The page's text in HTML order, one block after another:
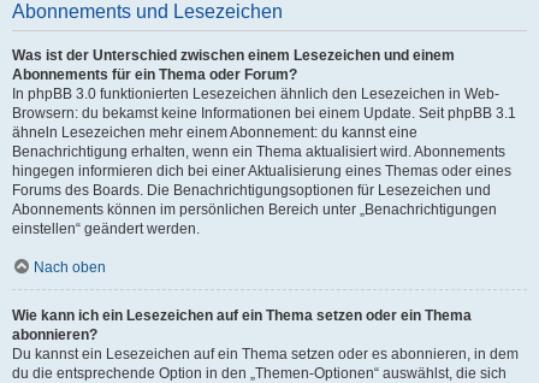
Abonnements und Lesezeichen
Was ist der Unterschied zwischen einem Lesezeichen und einem
Abonnements für ein Thema oder Forum?
In phpBB 3.0 funktionierten Lesezeichen ähnlich den Lesezeichen in Web-
Browsern: du bekamst keine Informationen bei einem Update. Seit phpBB 3.1
ähneln Lesezeichen mehr einem Abonnement: du kannst eine
Benachrichtigung erhalten, wenn ein Thema aktualisiert wird. Abonnements
hingegen informieren dich bei einer Aktualisierung eines Themas oder eines
Forums des Boards. Die Benachrichtigungsoptionen für Lesezeichen und
Abonnements können im persönlichen Bereich unter „Benachrichtigungen
einstellen“ geändert werden.
Nach oben
Wie kann ich ein Lesezeichen auf ein Thema setzen oder ein Thema
abonnieren?
Du kannst ein Lesezeichen auf ein Thema setzen oder es abonnieren, in dem
du die entsprechende Option in den „Themen-Optionen“ auswählst, die sich